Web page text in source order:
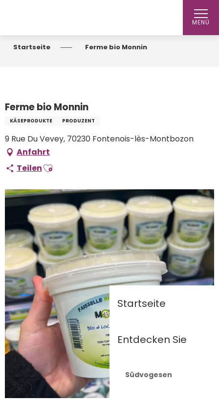
MENÜ
Startseite
Entdecken Sie
Südvogesen
Startseite Ferme bio Monnin
Ferme bio Monnin
KÄSEPRODUKTE PRODUZENT
9 Rue Du Vevey, 70230 Fontenois-lès-Montbozon
Anfahrt
TeilenAjouter aux favoris